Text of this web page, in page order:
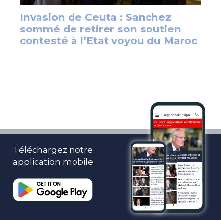
Téléchargez notre
application mobile